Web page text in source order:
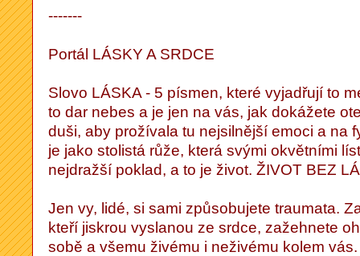
-------
Portál LÁSKY A SRDCE
Slovo LÁSKA - 5 písmen, které vyjadřují to
to dar nebes a je jen na vás, jak dokážete
duši, aby prožívala tu nejsilnější emoci a na
je jako stolistá růže, která svými okvětními
nejdražší poklad, a to je život. ŽIVOT BEZ
Jen vy, lidé, si sami způsobujete traumata.
kteří jiskrou vyslanou ze srdce, zažehnete
sobě a všemu živému i neživému kolem